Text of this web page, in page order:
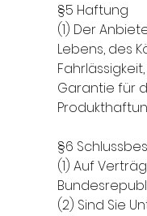
§5 Haftung
(1) Der
Lebens, des
Garantie für
§6
(1) Auf
(2) Sind Sie